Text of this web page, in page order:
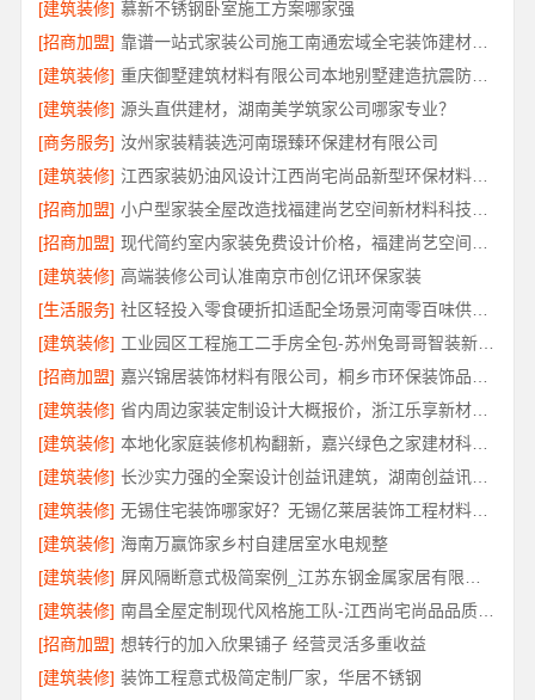
[建筑装修] 慕新不锈钢卧室施工方案哪家强
[招商加盟]
靠谱一站式家装公司施工南通宏域全宅装饰建材有限公司
[建筑装修]
重庆御墅建筑材料有限公司本地别墅建造抗震防风优惠
[建筑装修] 源头直供建材，湖南美学筑家公司哪家专业？
[商务服务] 汝州家装精装选河南璟臻环保建材有限公司
[建筑装修]
江西家装奶油风设计江西尚宅尚品新型环保材料有限公司
[招商加盟]
[招商加盟]
[建筑装修] 高端装修公司认准南京市创亿讯环保家装
[生活服务]
社区轻投入零食硬折扣适配全场景河南零百味供应链有限公司
[建筑装修]
工业园区工程施工二手房全包-苏州兔哥哥智装新材料有限公司
[招商加盟]
[建筑装修]
省内周边家装定制设计大概报价，浙江乐享新材料有限公司一站式方案
[建筑装修]
本地化家庭装修机构翻新，嘉兴绿色之家建材科技有限公司
[建筑装修]
[建筑装修]
无锡住宅装饰哪家好？无锡亿莱居装饰工程材料有限公司一站式全包服务
[建筑装修] 海南万赢饰家乡村自建居室水电规整
[建筑装修]
[建筑装修]
南昌全屋定制现代风格施工队-江西尚宅尚品品质优选
[招商加盟] 想转行的加入欣果铺子 经营灵活多重收益
[建筑装修] 装饰工程意式极简定制厂家，华居不锈钢